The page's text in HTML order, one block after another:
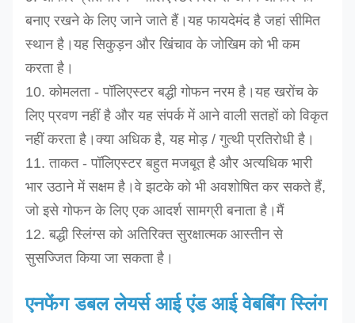
बनाए रखने के लिए जाने जाते हैं।यह फायदेमंद है जहां सीमित
स्थान है।यह सिकुड़न और खिंचाव के जोखिम को भी कम
करता है।
10. कोमलता - पॉलिएस्टर बद्धी गोफन नरम है।यह खरोंच के
लिए प्रवण नहीं है और यह संपर्क में आने वाली सतहों को विकृत
नहीं करता है।क्या अधिक है, यह मोड़ / गुत्थी प्रतिरोधी है।
11. ताकत - पॉलिएस्टर बहुत मजबूत है और अत्यधिक भारी
भार उठाने में सक्षम है।वे झटके को भी अवशोषित कर सकते हैं,
जो इसे गोफन के लिए एक आदर्श सामग्री बनाता है।मैं
12. बद्धी स्लिंग्स को अतिरिक्त सुरक्षात्मक आस्तीन से
सुसज्जित किया जा सकता है।
एनफेंग डबल लेयर्स आई एंड आई वेबबिंग स्लिंग